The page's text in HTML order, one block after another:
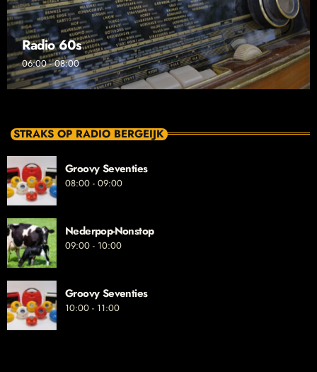
Radio 60s
06:00 - 08:00
STRAKS OP RADIO BERGEIJK
Groovy Seventies
08:00 - 09:00
Nederpop-Nonstop
09:00 - 10:00
Groovy Seventies
10:00 - 11:00